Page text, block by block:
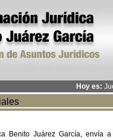
Hoy es:
Benito Juárez García, envía